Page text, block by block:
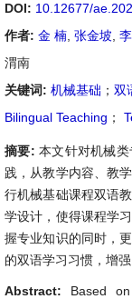
DOI: 10.12677/
作者: 金 楠 张金坡
渭南
关键词: 机械基础 ； 双
Bilingual Teaching ；
摘要: 本文针对机械
践，从教学内容、教
行机械基础课程双语
学设计，使得课程学
握专业知识的同时，
的双语学习习惯，增
Abstract: Based